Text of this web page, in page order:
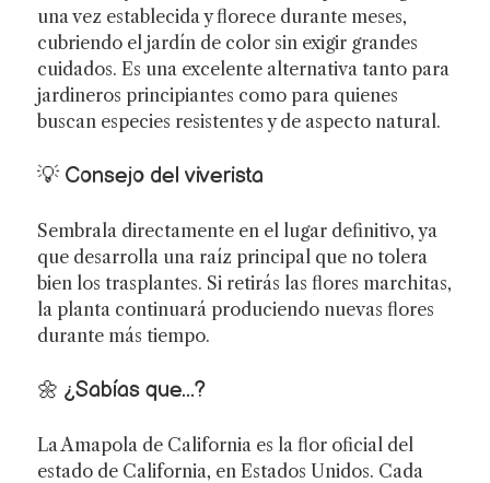
una vez establecida y florece durante meses,
cubriendo el jardín de color sin exigir grandes
cuidados. Es una excelente alternativa tanto para
jardineros principiantes como para quienes
buscan especies resistentes y de aspecto natural.
💡 Consejo del viverista
Sembrala directamente en el lugar definitivo, ya
que desarrolla una raíz principal que no tolera
bien los trasplantes. Si retirás las flores marchitas,
la planta continuará produciendo nuevas flores
durante más tiempo.
🌼 ¿Sabías que...?
La Amapola de California es la flor oficial del
estado de California, en Estados Unidos. Cada